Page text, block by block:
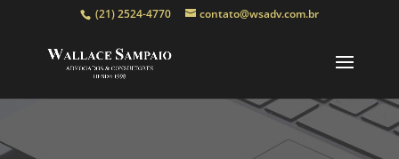
(21) 2524-4770 contato@wsadv.com.br